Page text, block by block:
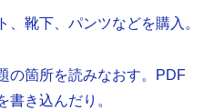
、靴下、パンツなどを購入。
の箇所を読みなおす。PDF
書き込んだり。